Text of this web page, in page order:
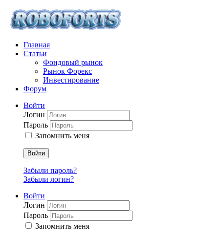
Главная
Статьи
Фондовый рынок
Рынок Форекс
Инвестирование
Форум
Войти
Логин
Пароль
Запомнить меня
Войти
Забыли пароль?
Забыли логин?
Войти
Логин
Пароль
Запомнить меня